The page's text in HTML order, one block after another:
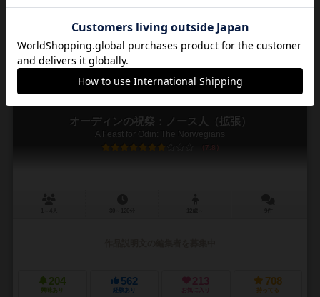
779 214
オーディンの祝祭：ノース人（拡張）
A Feast for Odin: The Norwegians
7.8
204
興味あり
562
経験あり
213
お気に入り
708
持ってる